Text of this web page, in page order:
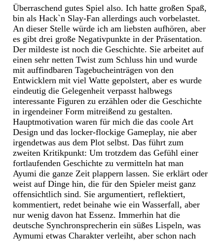
Überraschend gutes Spiel also. Ich hatte großen Spaß,
bin als Hack`n Slay-Fan allerdings auch vorbelastet.
An dieser Stelle würde ich am liebsten aufhören, aber
es gibt drei große Negativpunkte in der Präsentation.
Der mildeste ist noch die Geschichte. Sie arbeitet auf
einen sehr netten Twist zum Schluss hin und wurde
mit auffindbaren Tagebucheinträgen von den
Entwicklern mit viel Watte gepolstert, aber es wurde
eindeutig die Gelegenheit verpasst halbwegs
interessante Figuren zu erzählen oder die Geschichte
in irgendeiner Form mitreißend zu gestalten.
Hauptmotivation waren für mich die das coole Art
Design und das locker-flockige Gameplay, nie aber
irgendetwas aus dem Plot selbst. Das führt zum
zweiten Kritikpunkt: Um trotzdem das Gefühl einer
fortlaufenden Geschichte zu vermitteln hat man
Ayumi die ganze Zeit plappern lassen. Sie erklärt oder
weist auf Dinge hin, die für den Spieler meist ganz
offensichtlich sind. Sie argumentiert, reflektiert,
kommentiert, redet beinahe wie ein Wasserfall, aber
nur wenig davon hat Essenz. Immerhin hat die
deutsche Synchronsprecherin ein süßes Lispeln, was
Aymumi etwas Charakter verleiht, aber schon nach